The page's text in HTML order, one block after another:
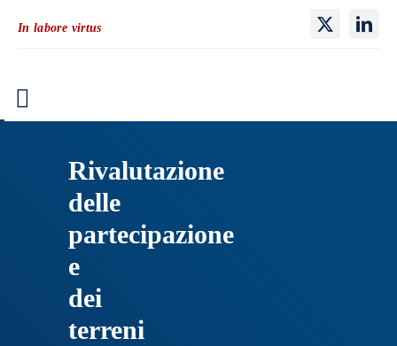
In labore virtus
Toggle
Profilo
Professionisti
Aree di attività
Rivalutazione
delle
partecipazione
e
dei
terreni